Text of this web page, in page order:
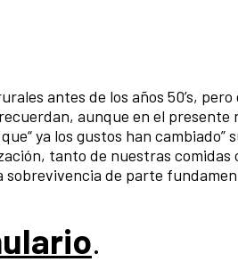
antes de los años 50’s, pero
aunque en el presente
ya los gustos han cambiado”
tanto de nuestras comidas
de parte
.